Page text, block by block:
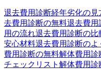
退去費用診断経年劣化の見
去費用診断の無料退去費用
用の流れ退去費用診断の比
安心材料退去費用診断のよ
費用診断の無料解体費用診
チェックリスト 解体費用診